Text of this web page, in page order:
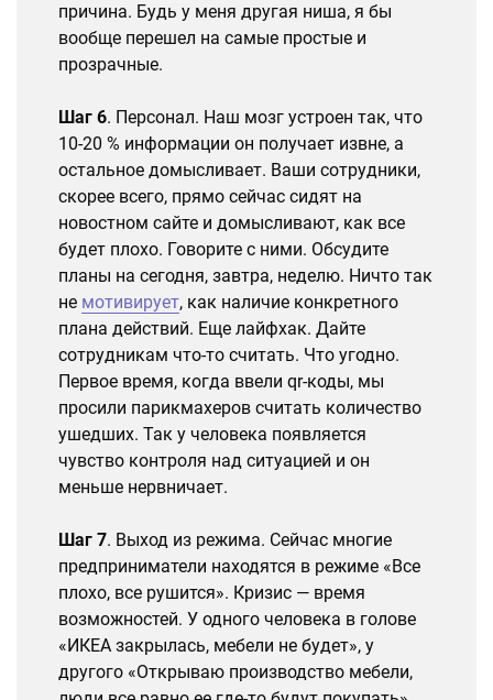
причина. Будь у меня другая ниша, я бы
вообще перешел на самые простые и
прозрачные.
Шаг 6. Персонал. Наш мозг устроен так, что
10-20 % информации он получает извне, а
остальное домысливает. Ваши сотрудники,
скорее всего, прямо сейчас сидят на
новостном сайте и домысливают, как все
будет плохо. Говорите с ними. Обсудите
планы на сегодня, завтра, неделю. Ничто так
не мотивирует, как наличие конкретного
плана действий. Еще лайфхак. Дайте
сотрудникам что-то считать. Что угодно.
Первое время, когда ввели qr-коды, мы
просили парикмахеров считать количество
ушедших. Так у человека появляется
чувство контроля над ситуацией и он
меньше нервничает.
Шаг 7. Выход из режима. Сейчас многие
предприниматели находятся в режиме «Все
плохо, все рушится». Кризис — время
возможностей. У одного человека в голове
«ИКЕА закрылась, мебели не будет», у
другого «Открываю производство мебели,